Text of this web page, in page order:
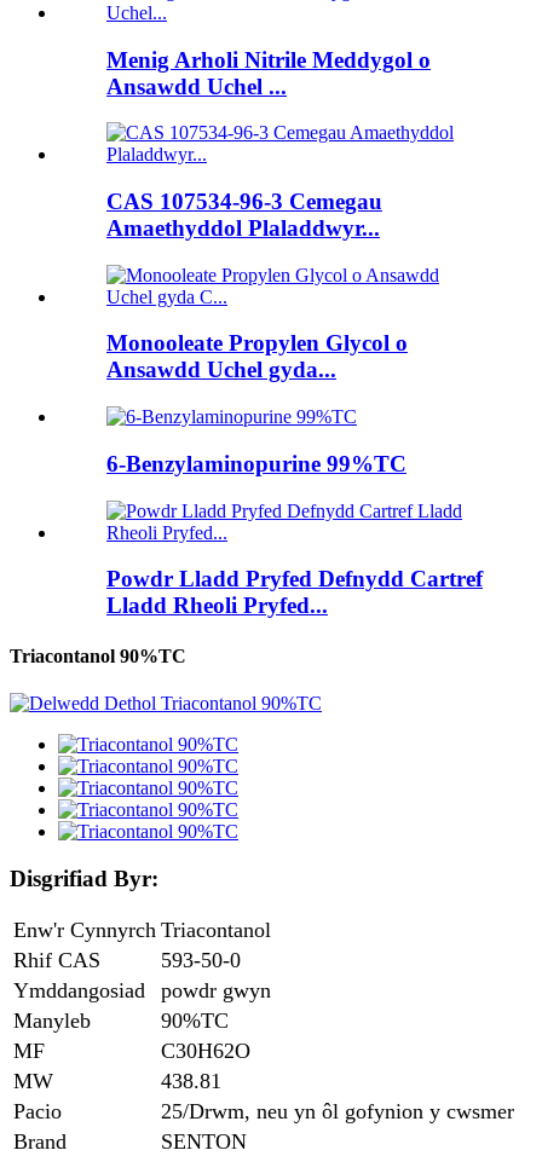
Menig Arholi Nitrile Meddygol o
Ansawdd Uchel ...
CAS 107534-96-3 Cemegau
Amaethyddol Plaladdwyr...
Monooleate Propylen Glycol o
Ansawdd Uchel gyda...
6-Benzylaminopurine 99%TC
Powdr Lladd Pryfed Defnydd Cartref
Lladd Rheoli Pryfed...
Triacontanol 90%TC
Disgrifiad Byr:
Enw'r Cynnyrch Triacontanol
Rhif CAS
593-50-0
Ymddangosiad
powdr gwyn
Manyleb
90%TC
MF
C30H62O
MW
438.81
Pacio
25/Drwm, neu yn ôl gofynion y cwsmer
Brand
SENTON